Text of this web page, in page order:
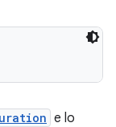
e lo